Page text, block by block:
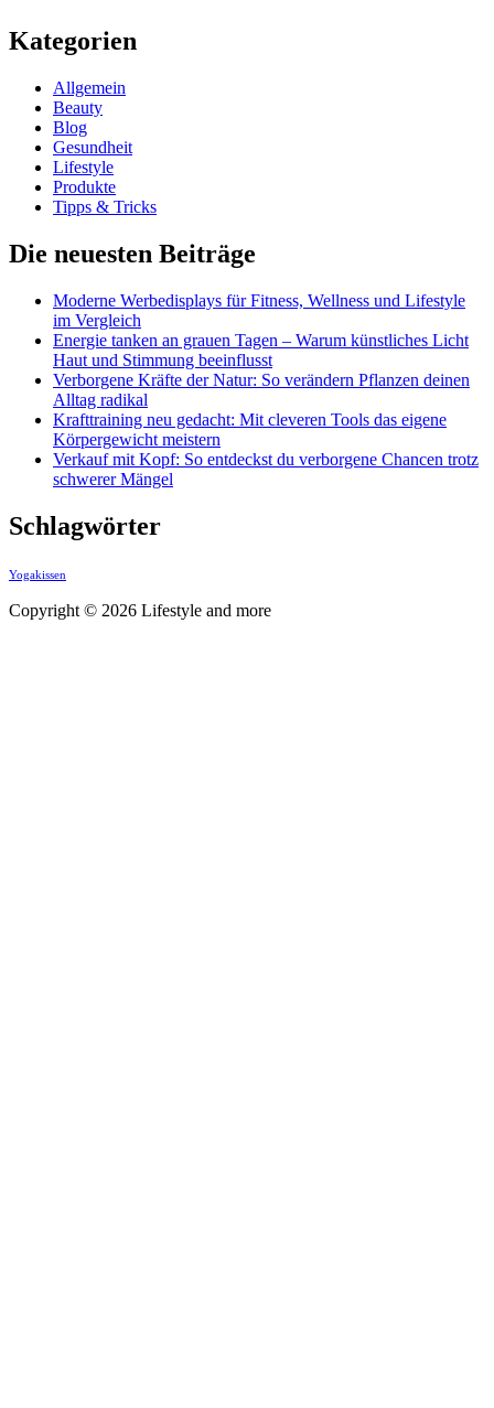
Kategorien
Allgemein
Beauty
Blog
Gesundheit
Lifestyle
Produkte
Tipps & Tricks
Die neuesten Beiträge
Moderne Werbedisplays für Fitness, Wellness und Lifestyle
im Vergleich
Energie tanken an grauen Tagen – Warum künstliches Licht
Haut und Stimmung beeinflusst
Verborgene Kräfte der Natur: So verändern Pflanzen deinen
Alltag radikal
Krafttraining neu gedacht: Mit cleveren Tools das eigene
Körpergewicht meistern
Verkauf mit Kopf: So entdeckst du verborgene Chancen trotz
schwerer Mängel
Schlagwörter
Yogakissen
Copyright © 2026 Lifestyle and more